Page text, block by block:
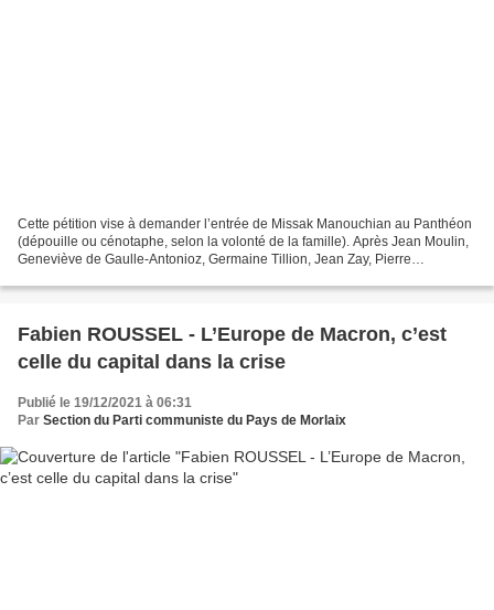
Cette pétition vise à demander l’entrée de Missak Manouchian au Panthéon
(dépouille ou cénotaphe, selon la volonté de la famille). Après Jean Moulin,
Geneviève de Gaulle-Antonioz, Germaine Tillion, Jean Zay, Pierre
Fabien ROUSSEL - L’Europe de Macron, c’est
celle du capital dans la crise
Publié le 19/12/2021 à 06:31
Par Section du Parti communiste du Pays de Morlaix